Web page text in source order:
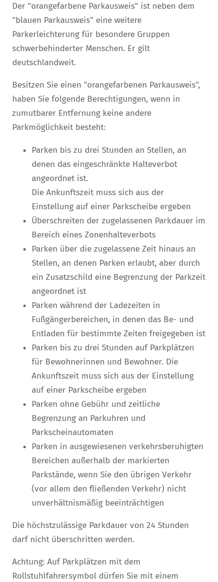
Der "orangefarbene Parkausweis" ist neben dem
"blauen Parkausweis" eine weitere
Parkerleichterung für besondere Gruppen
schwerbehinderter Menschen. Er gilt
deutschlandweit.
Besitzen Sie einen "orangefarbenen Parkausweis",
haben Sie folgende Berechtigungen, wenn in
zumutbarer Entfernung keine andere
Parkmöglichkeit besteht:
Parken bis zu drei Stunden an Stellen, an
denen das eingeschränkte Halteverbot
angeordnet ist.
Die Ankunftszeit muss sich aus der
Einstellung auf einer Parkscheibe ergeben
Überschreiten der zugelassenen Parkdauer im
Bereich eines Zonenhalteverbots
Parken über die zugelassene Zeit hinaus an
Stellen, an denen Parken erlaubt, aber durch
ein Zusatzschild eine Begrenzung der Parkzeit
angeordnet ist
Parken während der Ladezeiten in
Fußgängerbereichen, in denen das Be- und
Entladen für bestimmte Zeiten freigegeben ist
Parken bis zu drei Stunden auf Parkplätzen
für Bewohnerinnen und Bewohner. Die
Ankunftszeit muss sich aus der Einstellung
auf einer Parkscheibe ergeben
Parken ohne Gebühr und zeitliche
Begrenzung an Parkuhren und
Parkscheinautomaten
Parken in ausgewiesenen verkehrsberuhigten
Bereichen außerhalb der markierten
Parkstände, wenn Sie den übrigen Verkehr
(vor allem den fließenden Verkehr) nicht
unverhältnismäßig beeinträchtigen
Die höchstzulässige Parkdauer von 24 Stunden
darf nicht überschritten werden.
Achtung: Auf Parkplätzen mit dem
Rollstuhlfahrersymbol dürfen Sie mit einem